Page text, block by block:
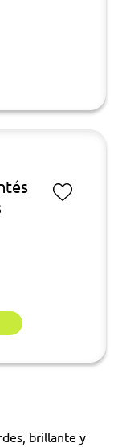
brillante y